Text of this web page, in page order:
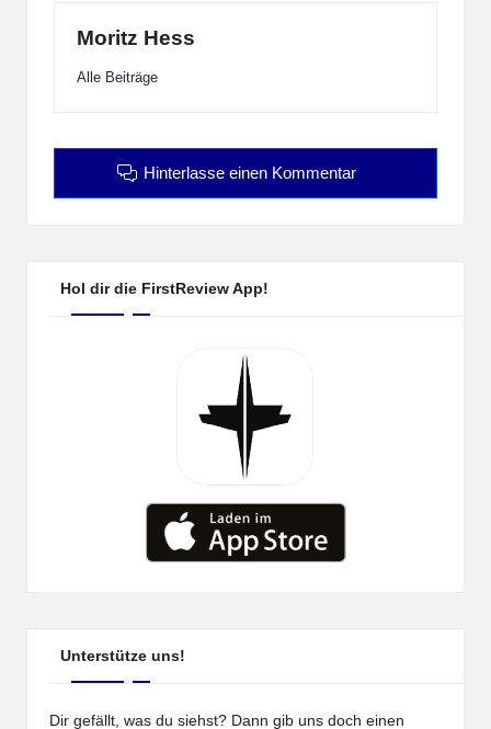
Moritz Hess
Alle Beiträge
Hinterlasse einen Kommentar
Hol dir die FirstReview App!
Unterstütze uns!
Dir gefällt, was du siehst? Dann gib uns doch einen